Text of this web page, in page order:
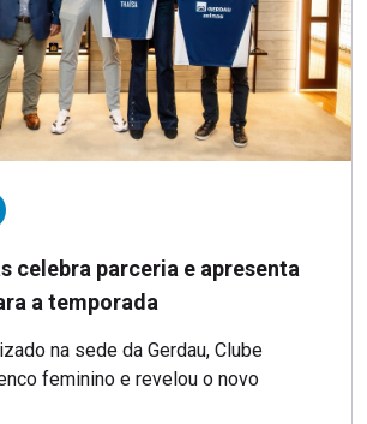
celebra parceria e apresenta
a temporada
na sede da Gerdau, Clube
feminino e revelou o novo